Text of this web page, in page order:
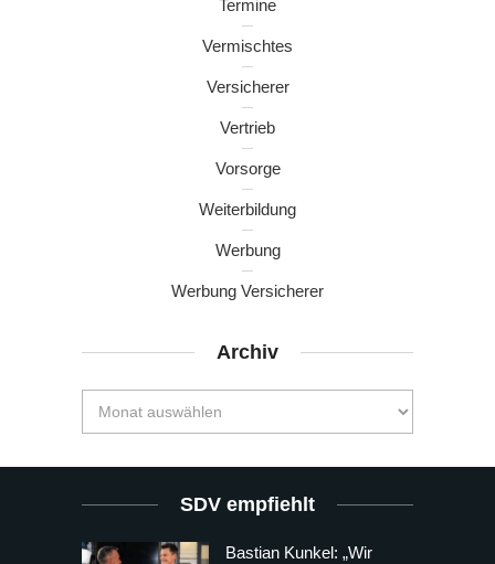
Termine
Vermischtes
Versicherer
Vertrieb
Vorsorge
Weiterbildung
Werbung
Werbung Versicherer
Archiv
SDV empfiehlt
Bastian Kunkel: „Wir